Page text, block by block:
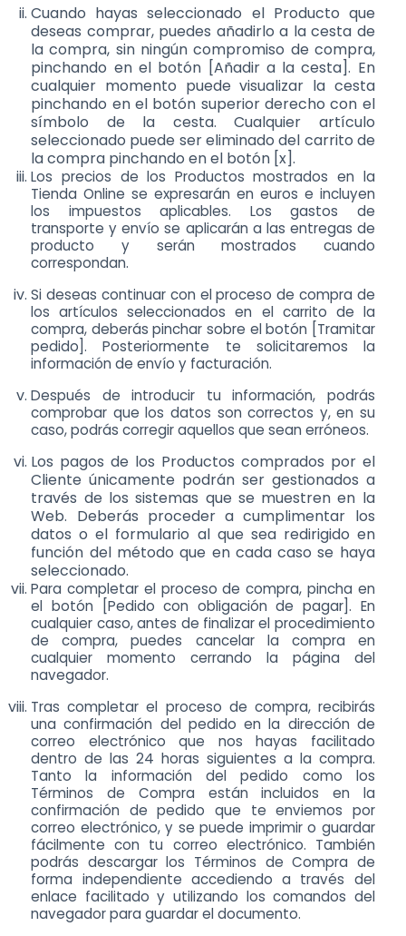
Cuando hayas seleccionado el Producto que
deseas comprar, puedes añadirlo a la cesta de
la compra, sin ningún compromiso de compra,
pinchando en el botón [Añadir a la cesta]. En
cualquier momento puede visualizar la cesta
pinchando en el botón superior derecho con el
símbolo de la cesta. Cualquier artículo
seleccionado puede ser eliminado del carrito de
la compra pinchando en el botón [x].
Los precios de los Productos mostrados en la
Tienda Online se expresarán en euros e incluyen
los impuestos aplicables. Los gastos de
transporte y envío se aplicarán a las entregas de
producto y serán mostrados cuando
correspondan.
Si deseas continuar con el proceso de compra de
los artículos seleccionados en el carrito de la
compra, deberás pinchar sobre el botón [Tramitar
pedido]. Posteriormente te solicitaremos la
información de envío y facturación.
Después de introducir tu información, podrás
comprobar que los datos son correctos y, en su
caso, podrás corregir aquellos que sean erróneos.
Los pagos de los Productos comprados por el
Cliente únicamente podrán ser gestionados a
través de los sistemas que se muestren en la
Web. Deberás proceder a cumplimentar los
datos o el formulario al que sea redirigido en
función del método que en cada caso se haya
seleccionado.
Para completar el proceso de compra, pincha en
el botón [Pedido con obligación de pagar]. En
cualquier caso, antes de finalizar el procedimiento
de compra, puedes cancelar la compra en
cualquier momento cerrando la página del
navegador.
Tras completar el proceso de compra, recibirás
una confirmación del pedido en la dirección de
correo electrónico que nos hayas facilitado
dentro de las 24 horas siguientes a la compra.
Tanto la información del pedido como los
Términos de Compra están incluidos en la
confirmación de pedido que te enviemos por
correo electrónico, y se puede imprimir o guardar
fácilmente con tu correo electrónico. También
podrás descargar los Términos de Compra de
forma independiente accediendo a través del
enlace facilitado y utilizando los comandos del
navegador para guardar el documento.